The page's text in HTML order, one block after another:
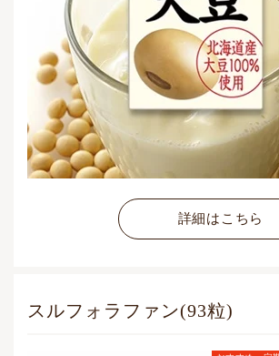
詳細はこちら
スルフォラファン(93粒)